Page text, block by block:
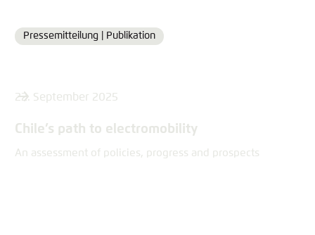
Format
Pressemitteilung | Publikation
22. September 2025
Chile’s path to electromobility
An assessment of policies, progress and prospects